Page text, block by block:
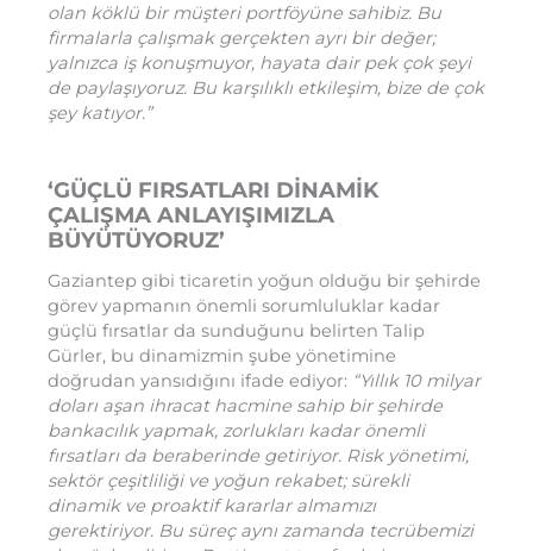
olan köklü bir müşteri portföyüne sahibiz. Bu
firmalarla çalışmak gerçekten ayrı bir değer;
yalnızca iş konuşmuyor, hayata dair pek çok şeyi
de paylaşıyoruz. Bu karşılıklı etkileşim, bize de çok
şey katıyor.”
‘GÜÇLÜ FIRSATLARI DİNAMİK
ÇALIŞMA ANLAYIŞIMIZLA
BÜYÜTÜYORUZ’
Gaziantep gibi ticaretin yoğun olduğu bir şehirde
görev yapmanın önemli sorumluluklar kadar
güçlü fırsatlar da sunduğunu belirten Talip
Gürler, bu dinamizmin şube yönetimine
doğrudan yansıdığını ifade ediyor: “Yıllık 10 milyar
doları aşan ihracat hacmine sahip bir şehirde
bankacılık yapmak, zorlukları kadar önemli
fırsatları da beraberinde getiriyor. Risk yönetimi,
sektör çeşitliliği ve yoğun rekabet; sürekli
dinamik ve proaktif kararlar almamızı
gerektiriyor. Bu süreç aynı zamanda tecrübemizi